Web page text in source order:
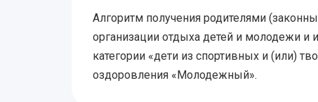
Алгоритм получения родителями
организации отдыха детей и молодежи и
категории «дети из спортивных и (или)
оздоровления «Молодежный».